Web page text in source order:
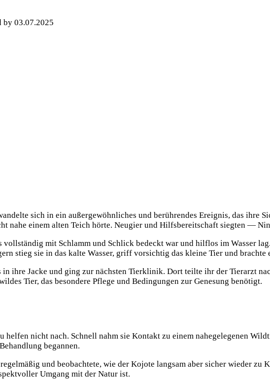
by 03.07.2025
sich in ein außergewöhnliches und berührendes Ereignis, das ihre
nahe einem alten Teich hörte. Neugier und Hilfsbereitschaft siegten —
vollständig mit Schlamm und Schlick bedeckt war und hilflos im Wasser
stieg sie in das kalte Wasser, griff vorsichtig das kleine Tier und brachte
ihre Jacke und ging zur nächsten Tierklinik. Dort teilte ihr der Tierarzt
Tier, das besondere Pflege und Bedingungen zur Genesung benötigt.
helfen nicht nach. Schnell nahm sie Kontakt zu einem nahegelegenen
begannen.
und beobachtete, wie der Kojote langsam aber sicher wieder zu
Umgang mit der Natur ist.